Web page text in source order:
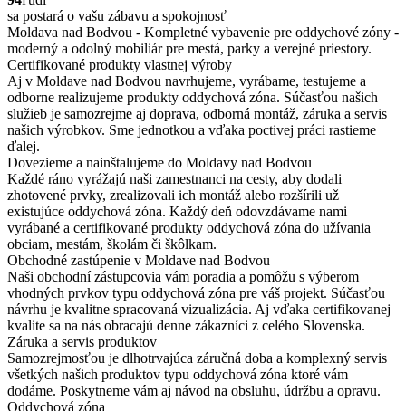
sa postará o vašu zábavu a spokojnosť
Moldava nad Bodvou - Kompletné vybavenie pre oddychové zóny -
moderný a odolný mobiliár pre mestá, parky a verejné priestory.
Certifikované produkty vlastnej výroby
Aj v Moldave nad Bodvou navrhujeme, vyrábame, testujeme a
odborne realizujeme produkty oddychová zóna. Súčasťou našich
služieb je samozrejme aj doprava, odborná montáž, záruka a servis
našich výrobkov. Sme jednotkou a vďaka poctivej práci rastieme
ďalej.
Dovezieme a nainštalujeme do Moldavy nad Bodvou
Každé ráno vyrážajú naši zamestnanci na cesty, aby dodali
zhotovené prvky, zrealizovali ich montáž alebo rozšírili už
existujúce oddychová zóna. Každý deň odovzdávame nami
vyrábané a certifikované produkty oddychová zóna do užívania
obciam, mestám, školám či škôlkam.
Obchodné zastúpenie v Moldave nad Bodvou
Naši obchodní zástupcovia vám poradia a pomôžu s výberom
vhodných prvkov typu oddychová zóna pre váš projekt. Súčasťou
návrhu je kvalitne spracovaná vizualizácia. Aj vďaka certifikovanej
kvalite sa na nás obracajú denne zákazníci z celého Slovenska.
Záruka a servis produktov
Samozrejmosťou je dlhotrvajúca záručná doba a komplexný servis
všetkých našich produktov typu oddychová zóna ktoré vám
dodáme. Poskytneme vám aj návod na obsluhu, údržbu a opravu.
Oddychová zóna